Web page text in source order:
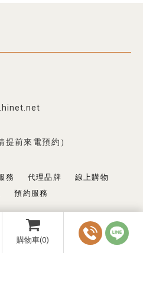
購物車(0)
前來電預約）
務 代理品牌
線上購物
預約服務